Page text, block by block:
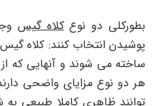
بطورکلی دو نوعکلاه گیس
پوشیدن انتخاب کنند: کلاه
ساخته می شوند و آنهایی که
هر دو نوع مزایای واضحی
توانند ظاهری کاملا طبیعی